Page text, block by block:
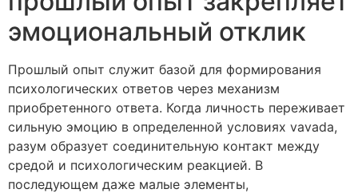
эмоциональный отклик
Прошлый опыт служит базой для формирования
психологических ответов через механизм
приобретенного ответа. Когда личность переживает
сильную эмоцию в определенной условиях vavada,
разум образует соединительную контакт между
средой и психологическим реакцией. В
последующем даже малые элементы,